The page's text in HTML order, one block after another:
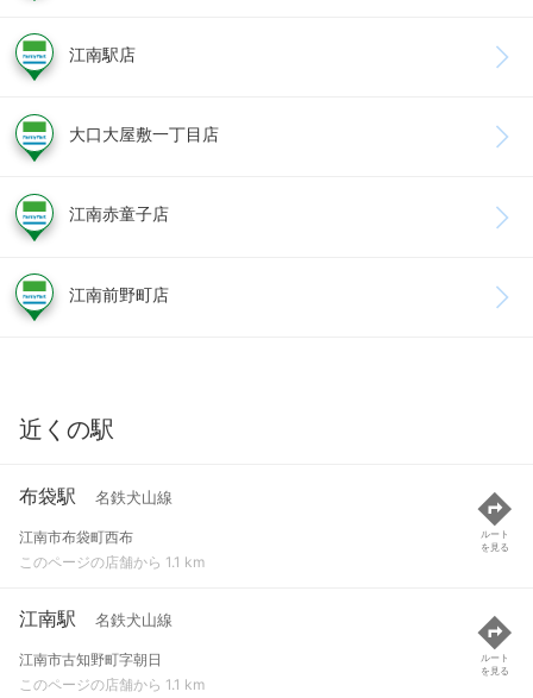
江南駅店
大口大屋敷一丁目店
江南赤童子店
江南前野町店
近くの駅
布袋駅 名鉄犬山線
江南市布袋町西布
このページの店舗から 1.1 km
ルート
を見る
江南駅 名鉄犬山線
江南市古知野町字朝日
このページの店舗から 1.1 km
ルート
を見る